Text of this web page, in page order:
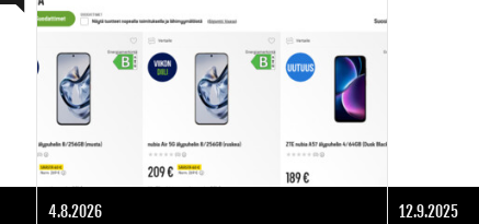
4.8.2026 12.9.2025